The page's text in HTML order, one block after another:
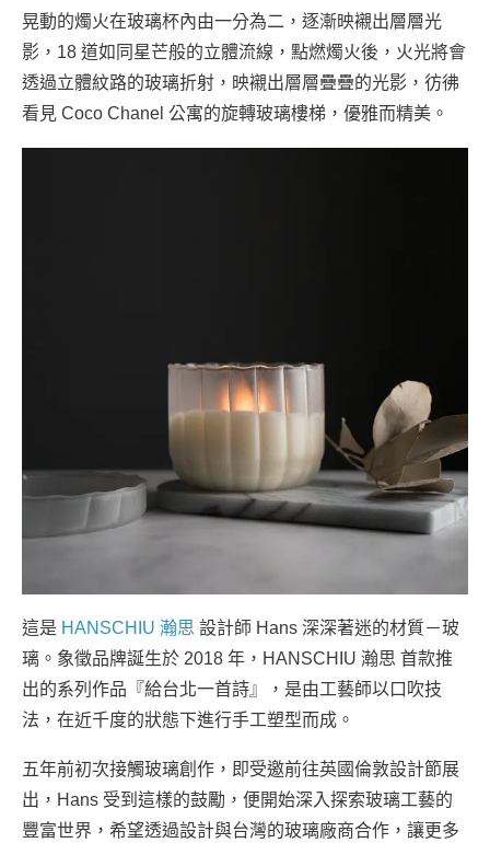
晃動的燭火在玻璃杯內由一分為二，逐漸映襯出層層光
影，18 道如同星芒般的立體流線，點燃燭火後，火光將會
透過立體紋路的玻璃折射，映襯出層層疊疊的光影，彷彿
看見 Coco Chanel 公寓的旋轉玻璃樓梯，優雅而精美。
這是 HANSCHIU 瀚思 設計師 Hans 深深著迷的材質－玻
璃。象徵品牌誕生於 2018 年，HANSCHIU 瀚思 首款推
出的系列作品『給台北一首詩』，是由工藝師以口吹技
法，在近千度的狀態下進行手工塑型而成。
五年前初次接觸玻璃創作，即受邀前往英國倫敦設計節展
出，Hans 受到這樣的鼓勵，便開始深入探索玻璃工藝的
豐富世界，希望透過設計與台灣的玻璃廠商合作，讓更多